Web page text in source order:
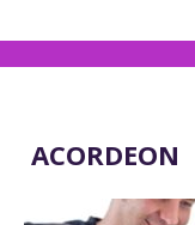
ACORDEON